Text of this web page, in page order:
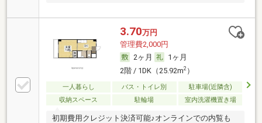
3.70万円
管理費2,000円
2ヶ月
1ヶ月
2階 / 1DK（25.92m2）
一人暮らし バス・トイレ別
駐車場(近隣含)
収納スペース
駐輪場 室内洗濯機置き場
初期費用クレジット決済可能♪オンラインでの内覧も